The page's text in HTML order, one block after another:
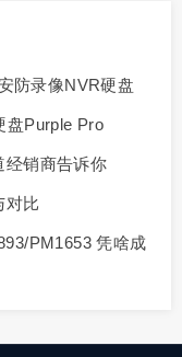
防录像NVR硬盘
盘Purple Pro
经销商告诉你
对比
PM1653 凭啥成